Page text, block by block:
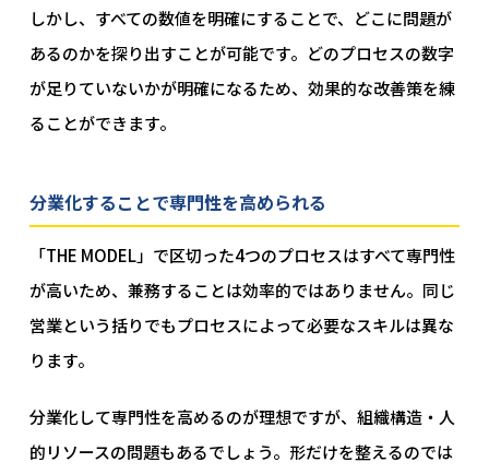
しかし、すべての数値を明確にすることで、どこに問題が
あるのかを探り出すことが可能です。どのプロセスの数字
が足りていないかが明確になるため、効果的な改善策を練
ることができます。
分業化することで専門性を高められる
「THE MODEL」で区切った4つのプロセスはすべて専門性
が高いため、兼務することは効率的ではありません。同じ
営業という括りでもプロセスによって必要なスキルは異な
ります。
分業化して専門性を高めるのが理想ですが、組織構造・人
的リソースの問題もあるでしょう。形だけを整えるのでは